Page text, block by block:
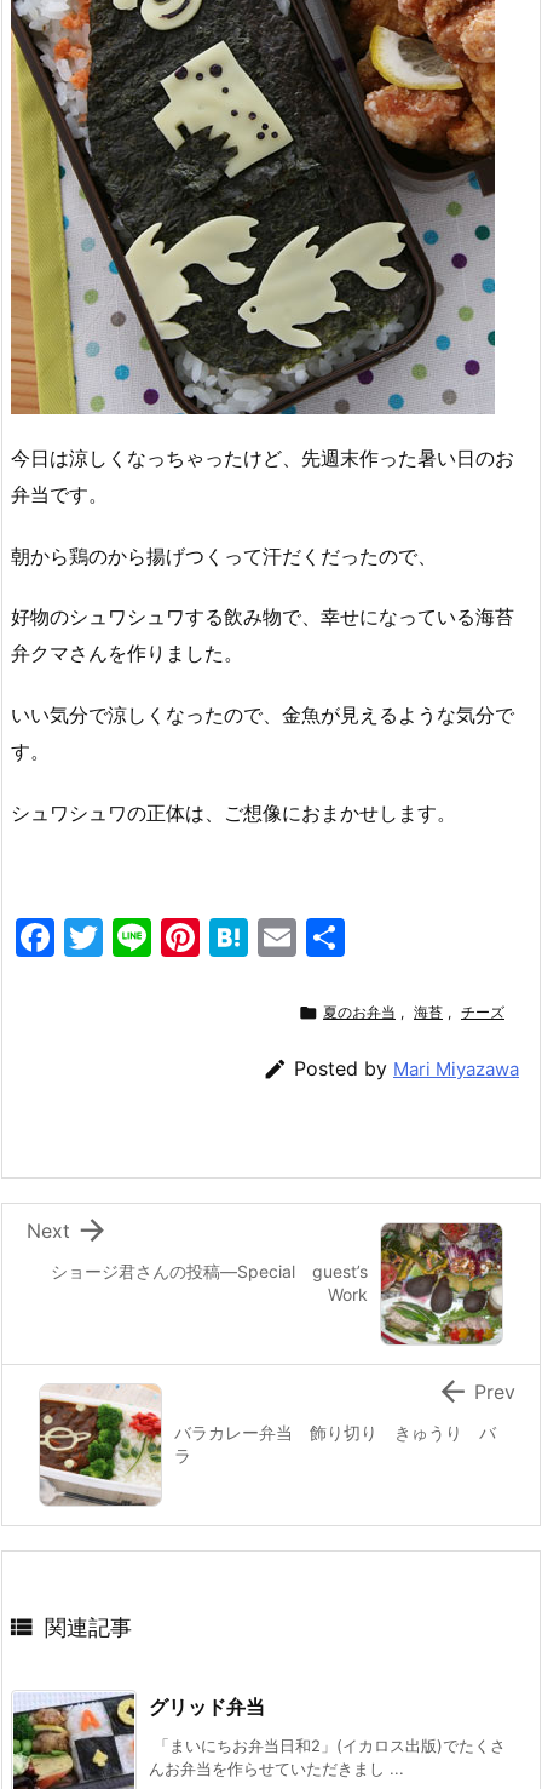
今日は涼しくなっちゃったけど、先週末作った暑い日のお
弁当です。
朝から鶏のから揚げつくって汗だくだったので、
好物のシュワシュワする飲み物で、幸せになっている海苔
弁クマさんを作りました。
いい気分で涼しくなったので、金魚が見えるような気分で
す。
シュワシュワの正体は、ご想像におまかせします。
F
o
k
T
Li Pi H
a
E
ai
l
 夏のお弁当 , 海苔 , チーズ
 Posted by Mari Miyazawa
ショージ君さんの投稿—Special guest’s
Work

Next
バラカレー弁当 飾り切り きゅうり バ
ラ
 Prev
 関連記事
グリッド弁当
「まいにちお弁当日和2」(イカロス出版)でたくさ
んお弁当を作らせていただきまし ...